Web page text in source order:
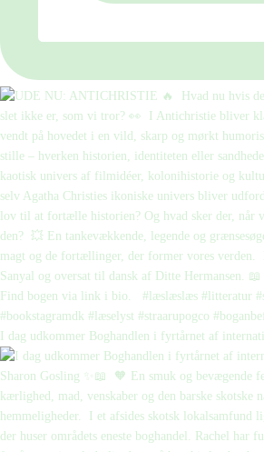
I dag udkommer Boghandlen i fyrtårnet af internati